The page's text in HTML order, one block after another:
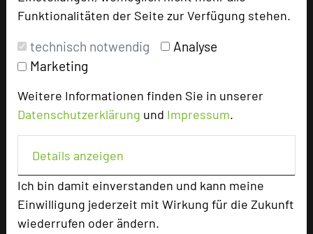
Funktionalitäten der Seite zur Verfügung stehen.
technisch notwendig
Analyse
Marketing
Weitere Informationen finden Sie in unserer
Datenschutzerklärung und Impressum.
Details anzeigen
Ich bin damit einverstanden und kann meine
Einwilligung jederzeit mit Wirkung für die Zukunft
wiederrufen oder ändern.
Bewertung
Tagungsplaner
Tagungsleiter
Tagungsteilnehmer
Hotel bewerten
Hoteldaten